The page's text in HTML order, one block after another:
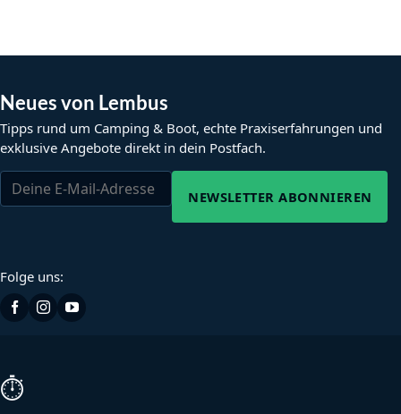
Neues von Lembus
Tipps rund um Camping & Boot, echte Praxiserfahrungen und
exklusive Angebote direkt in dein Postfach.
NEWSLETTER ABONNIEREN
Folge uns:
⏱